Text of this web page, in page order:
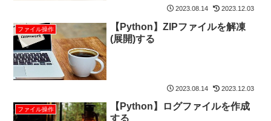
2023.08.14 2023.12.03
ファイル操作
【Python】ZIPファイルを解凍
(展開)する
2023.08.14 2023.12.03
ファイル操作
【Python】ログファイルを作成
する